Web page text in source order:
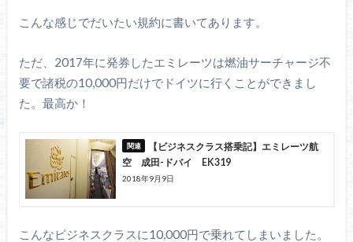
こんな感じでだいたい規約に書いてあります。
ただ、2017年に発券したエミレーツは燃油サーチャージ不
要で諸税の10,000円だけでドイツに行くことができまし
た。最高か！
【ビジネスクラス搭乗記】エミレーツ航
空 成田-ドバイ EK319
2018年9月9日
こんなビジネスクラスに10,000円で乗れてしまいました。